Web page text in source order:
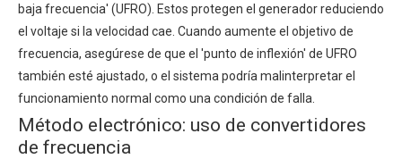
baja frecuencia' (UFRO). Estos protegen el generador reduciendo
el voltaje si la velocidad cae. Cuando aumente el objetivo de
frecuencia, asegúrese de que el 'punto de inflexión' de UFRO
también esté ajustado, o el sistema podría malinterpretar el
funcionamiento normal como una condición de falla.
Método electrónico: uso de convertidores
de frecuencia